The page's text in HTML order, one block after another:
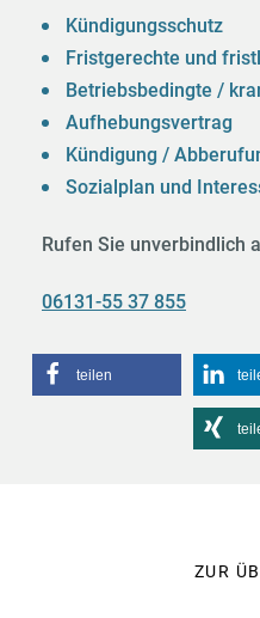
Kündigungsschutz
Fristgerechte und
Betriebsbedingte /
Aufhebungsvertrag
Kündigung /
Sozialplan und
Rufen Sie unverbindlich
06131-55 37 855
teilen
ZUR